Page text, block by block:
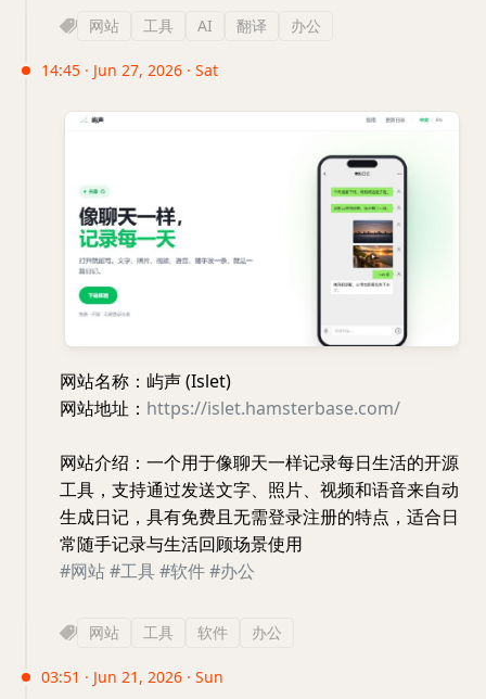
网站 工具 AI 翻译 办公
14:45 · Jun 27, 2026 · Sat
网站名称：屿声 (Islet)
网站地址： https://islet.hamsterbase.com/
网站介绍：一个用于像聊天一样记录每日生活的开源
工具，支持通过发送文字、照片、视频和语音来自动
生成日记，具有免费且无需登录注册的特点，适合日
常随手记录与生活回顾场景使用
#网站#工具#软件#办公
网站 工具 软件 办公
03:51 · Jun 21, 2026 · Sun